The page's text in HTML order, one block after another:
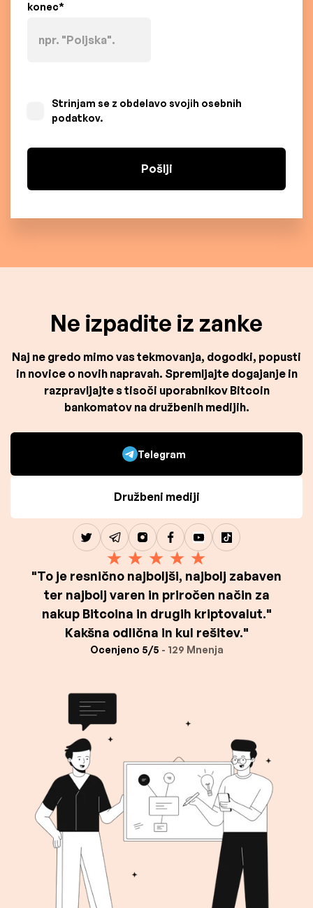
konec*
Strinjam se z obdelavo svojih osebnih
podatkov.
Ne izpadite iz zanke
Naj ne gredo mimo vas tekmovanja, dogodki, popusti
in novice o novih napravah. Spremljajte dogajanje in
razpravljajte s tisoči uporabnikov Bitcoin
bankomatov na družbenih medijih.
Telegram
Družbeni mediji
"To je resnično najboljši, najbolj zabaven
ter najbolj varen in priročen način za
nakup Bitcoina in drugih kriptovalut."
Kakšna odlična in kul rešitev."
Ocenjeno 5/5 - 129 Mnenja